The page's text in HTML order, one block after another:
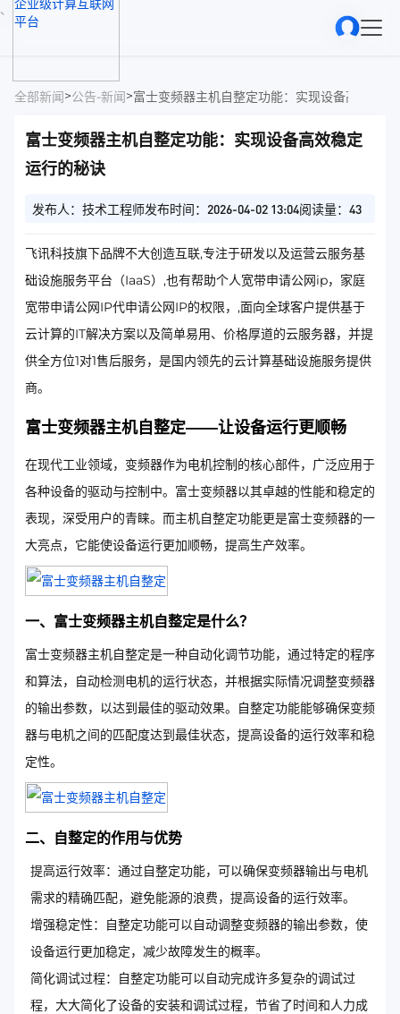
、
全部新闻>公告-新闻>富士变频器主机自整定功能：实现设备高效稳定
富士变频器主机自整定功能：实现设备高效稳定
运行的秘诀
发布人：技术工程师发布时间：2026-04-02 13:04阅读量：43
飞讯科技旗下品牌不大创造互联,专注于研发以及运营云服务基
础设施服务平台（IaaS）,也有帮助个人宽带申请公网ip，家庭
宽带申请公网IP代申请公网IP的权限，,面向全球客户提供基于
云计算的IT解决方案以及简单易用、价格厚道的云服务器，并提
供全方位1对1售后服务，是国内领先的云计算基础设施服务提供
商。
富士变频器主机自整定——让设备运行更顺畅
在现代工业领域，变频器作为电机控制的核心部件，广泛应用于
各种设备的驱动与控制中。富士变频器以其卓越的性能和稳定的
表现，深受用户的青睐。而主机自整定功能更是富士变频器的一
大亮点，它能使设备运行更加顺畅，提高生产效率。
一、富士变频器主机自整定是什么？
富士变频器主机自整定是一种自动化调节功能，通过特定的程序
和算法，自动检测电机的运行状态，并根据实际情况调整变频器
的输出参数，以达到最佳的驱动效果。自整定功能能够确保变频
器与电机之间的匹配度达到最佳状态，提高设备的运行效率和稳
定性。
二、自整定的作用与优势
提高运行效率：通过自整定功能，可以确保变频器输出与电机
需求的精确匹配，避免能源的浪费，提高设备的运行效率。
增强稳定性：自整定功能可以自动调整变频器的输出参数，使
设备运行更加稳定，减少故障发生的概率。
简化调试过程：自整定功能可以自动完成许多复杂的调试过
程，大大简化了设备的安装和调试过程，节省了时间和人力成